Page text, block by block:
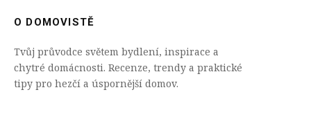
O DOMOVISTĚ
Tvůj průvodce světem bydlení, inspirace a
chytré domácnosti. Recenze, trendy a praktické
tipy pro hezčí a úspornější domov.